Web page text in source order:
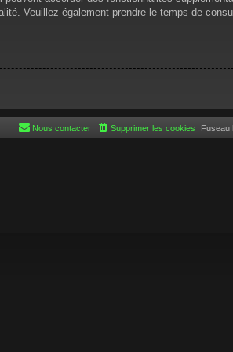
Veuillez également prendre le temps de
Fuseau
Supprimer les cookies
Nous contacter